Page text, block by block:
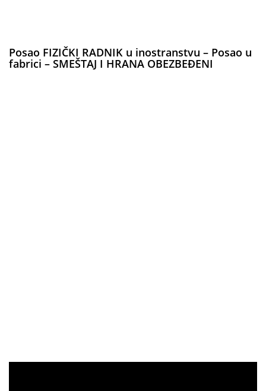
Posao FIZIČKI RADNIK u inostranstvu – Posao u
fabrici – SMEŠTAJ I HRANA OBEZBEĐENI